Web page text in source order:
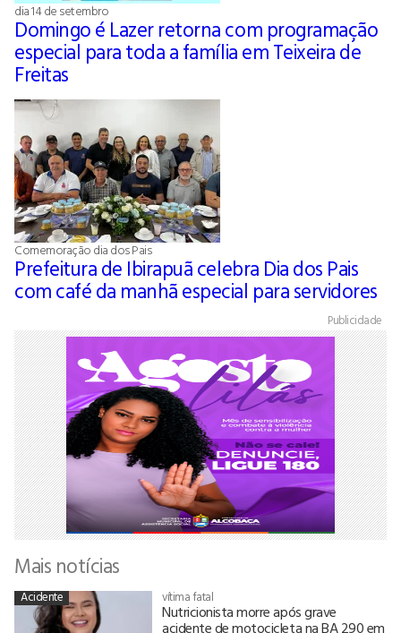
dia 14 de setembro
Domingo é Lazer retorna com programação
especial para toda a família em Teixeira de
Freitas
Comemoração dia dos Pais
Prefeitura de Ibirapuã celebra Dia dos Pais
com café da manhã especial para servidores
Publicidade
Mais notícias
Acidente vítima fatal
Nutricionista morre após grave
acidente de motocicleta na BA 290 em